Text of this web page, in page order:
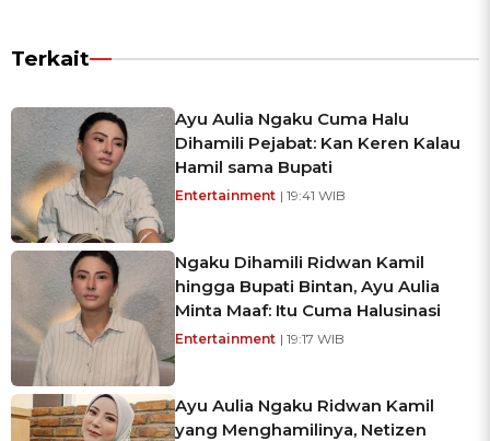
Terkait
Ayu Aulia Ngaku Cuma Halu
Dihamili Pejabat: Kan Keren Kalau
Hamil sama Bupati
Entertainment | 19:41 WIB
Ngaku Dihamili Ridwan Kamil
hingga Bupati Bintan, Ayu Aulia
Minta Maaf: Itu Cuma Halusinasi
Entertainment | 19:17 WIB
Ayu Aulia Ngaku Ridwan Kamil
yang Menghamilinya, Netizen